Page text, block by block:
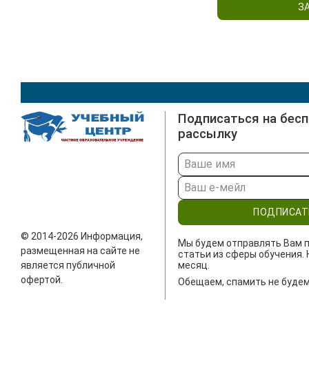
© 2014-2026 Информация,
размещенная на сайте не
является публичной
офертой.
Подписаться на
рассылку
Мы будем отправлять Вам
статьи из сферы обучения.
месяц.
Обещаем, спамить не